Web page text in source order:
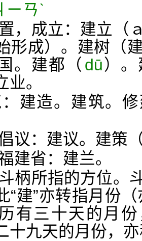
ㄧㄢˋ
，成立：建立（
形成）。建树（
。建都（ dū）
。
建造。建筑。
议：建议。建策
建省：建兰。
柄所指的方位。
“建”亦转指月份（
有三十天的月
十九天的月份，